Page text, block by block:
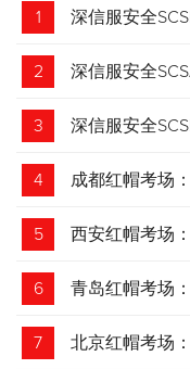
1 深信服安全
2 深信服安全
3 深信服安全
4 成都红帽考场
5 西安红帽考场
6 青岛红帽考场
7 北京红帽考场